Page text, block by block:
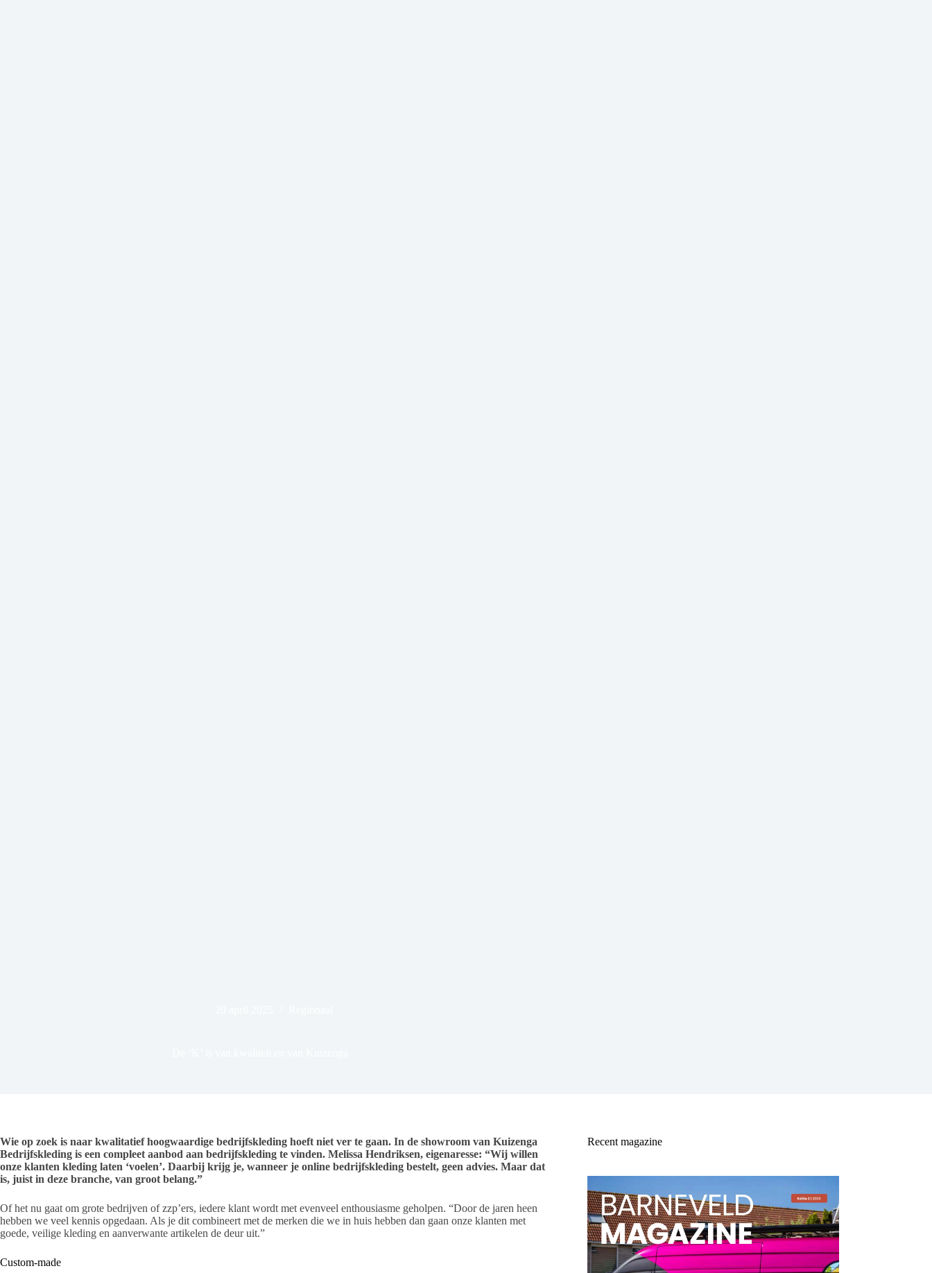
Wie op zoek is naar kwalitatief hoogwaardige bedrijfskleding hoeft niet ver te gaan. In de showroom van Kuizenga
Bedrijfskleding is een compleet aanbod aan bedrijfskleding te vinden. Melissa Hendriksen, eigenaresse: “Wij willen
onze klanten kleding laten ‘voelen’. Daarbij krijg je, wanneer je online bedrijfskleding bestelt, geen advies. Maar dat
is, juist in deze branche, van groot belang.”
Of het nu gaat om grote bedrijven of zzp’ers, iedere klant wordt met evenveel enthousiasme geholpen. “Door de jaren heen
hebben we veel kennis opgedaan. Als je dit combineert met de merken die we in huis hebben dan gaan onze klanten met
goede, veilige kleding en aanverwante artikelen de deur uit.”
Custom-made
Recent magazine